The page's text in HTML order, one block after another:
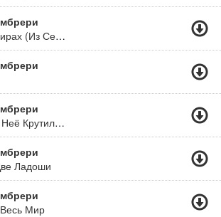
В Разных Мирах (Из Сериала Проект Анна Николаевна, 2)
Мир Вокруг Неё Крутил, Называл Странной
Ладоши
Мир